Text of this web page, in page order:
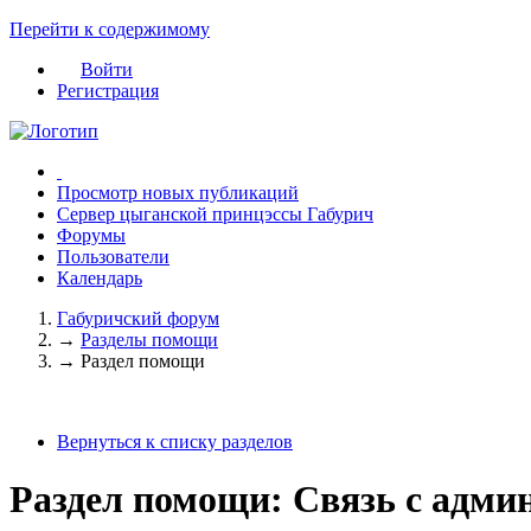
Перейти к содержимому
Войти
Регистрация
Просмотр новых публикаций
Сервер цыганской принцэссы Габурич
Форумы
Пользователи
Календарь
Габуричский форум
→ Разделы помощи
→ Раздел помощи
Вернуться к списку разделов
Раздел помощи: Связь с